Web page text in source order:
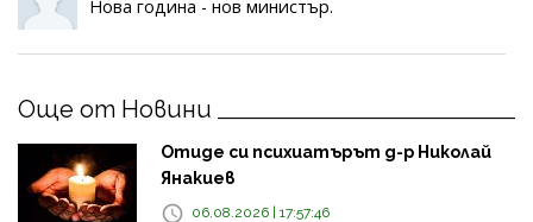
Нова година - нов министър.
Още от Новини
Отиде си психиатърът д-р Николай
Янакиев
06.08.2026 | 17:57:46